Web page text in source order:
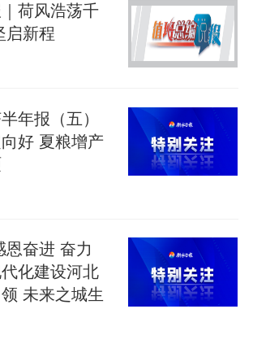
民素质提升的基础性位置，
政治教育、基础教育、高等
业教育四大体系建设，构建
身为本。规划《纲要》将构
的思想政治教育体系摆在首
思政课堂和社会课堂有效融
坡、塞罕坝等省级“大思政
地，构建校内校外一体、线
思政育人机制。
荷风浩荡千
启新程
年报（五）
好 夏粮增产
恩奋进 奋力
化建设河北
未来之城生